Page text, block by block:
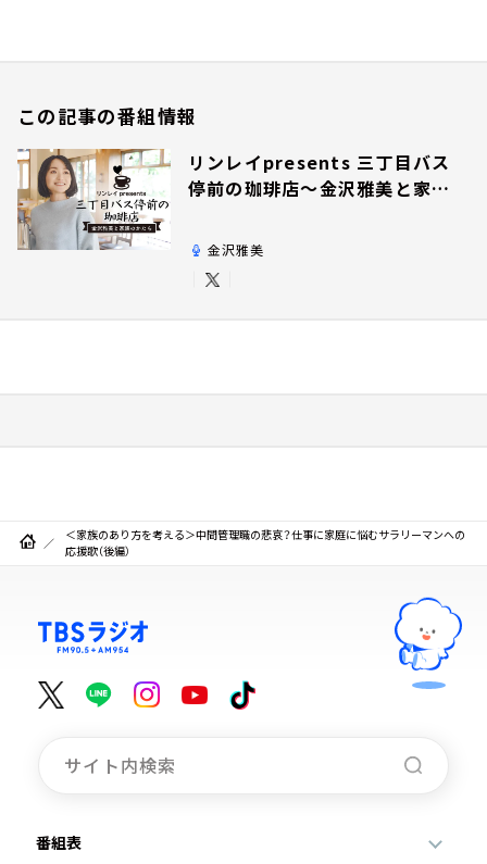
この記事の番組情報
リンレイpresents 三丁目バス
停前の珈琲店～金沢雅美と家族
金沢雅美
＜家族のあり方を考える＞中間管理職の悲哀？仕事に家庭に悩むサラリーマンへの
応援歌（後編）
番組表